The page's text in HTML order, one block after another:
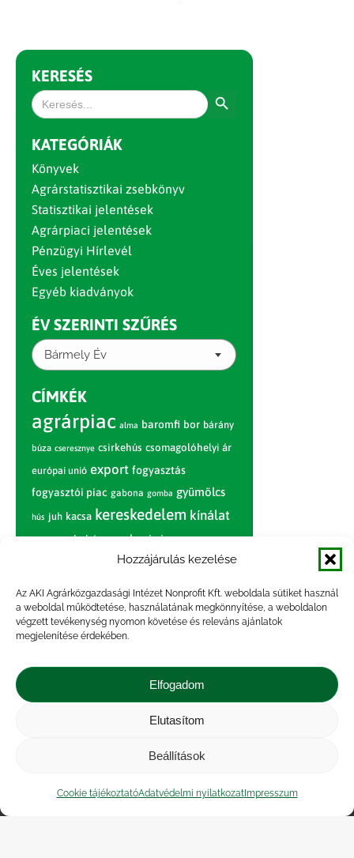
Hozzájárulás kezelése
Az AKI Agrárközgazdasági Intézet Nonprofit Kft. weboldala sütiket használ
a weboldal működtetése, használatának megkönnyítése, a weboldalon
végzett tevékenység nyomon követése és releváns ajánlatok
megjelenítése érdekében.
Elfogadom
Elutasítom
Beállítások
Cookie tájékoztatóAdatvédelmi nyilatkozatImpresszum
KERESÉS
Search
for:
KATEGÓRIÁK
Könyvek
Agrárstatisztikai zsebkönyv
Statisztikai jelentések
Agrárpiaci jelentések
Pénzügyi Hírlevél
Éves jelentések
Egyéb kiadványok
ÉV SZERINTI SZŰRÉS
Bármely Év
CÍMKÉK
agrárpiac alma baromfi bor bárány
búza cseresznye csirkehús csomagolóhelyi ár
európai unió export fogyasztás
fogyasztói piac gabona gomba gyümölcs
hús juh kacsa kereskedelem kínálat
körte marhahús nagybani piac narancs
nemzetközi árinformációk
paradicsom piac piaci jelentés
pulyka pulykahús sertés sertéshús
szarvasmarha termelés
termelői
zöldség árak
átlagárértékesítési ár
Közérdekű adatok
| Adatvédelmi nyilatkozat
|